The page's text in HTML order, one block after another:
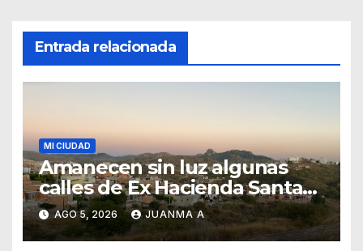
Entrada relacionada
MI CIUDAD
Amanecen sin luz algunas
calles de Ex Hacienda Santa
Teresa
AGO 5, 2026 JUANMA A